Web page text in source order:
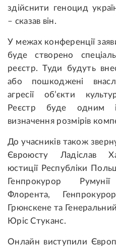
здійснити геноцид
– сказав він.
У межах конференції
буде створено
реєстр. Туди будуть
або пошкоджені
агресії об’єкти
Реєстр буде одним
визначення розмірів
До учасників також
Євроюсту Ладіслав
юстиції Республіки
Генпрокурор
Флорента,
Грюнскене та
Юріс Стуканс.
Онлайн виступили